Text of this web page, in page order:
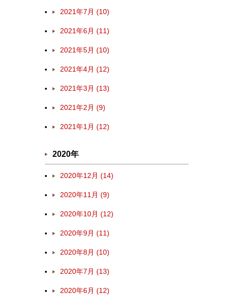
2021年7月 (10)
2021年6月 (11)
2021年5月 (10)
2021年4月 (12)
2021年3月 (13)
2021年2月 (9)
2021年1月 (12)
2020年
2020年12月 (14)
2020年11月 (9)
2020年10月 (12)
2020年9月 (11)
2020年8月 (10)
2020年7月 (13)
2020年6月 (12)